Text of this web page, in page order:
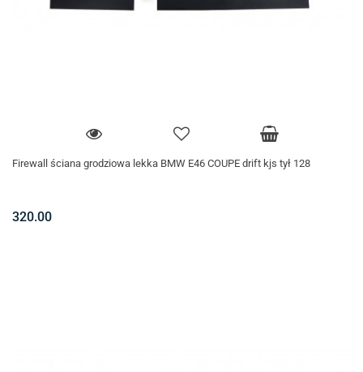
Firewall ściana grodziowa lekka BMW E46 COUPE drift kjs tył 128
320.00